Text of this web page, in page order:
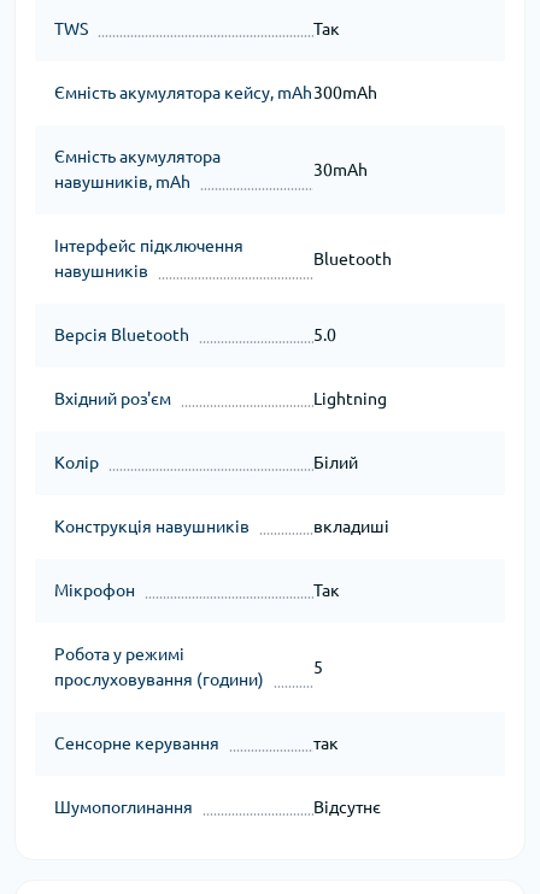
TWS Так
Ємність акумулятора кейсу, mAh300mAh
Ємність акумулятора
навушників, mAh
30mAh
Інтерфейс підключення
навушників
Bluetooth
Версія Bluetooth 5.0
Вхідний роз'єм Lightning
Колір Білий
Конструкція навушників вкладиші
Мікрофон Так
Робота у режимі
прослуховування (години)
5
Сенсорне керування так
Шумопоглинання Відсутнє